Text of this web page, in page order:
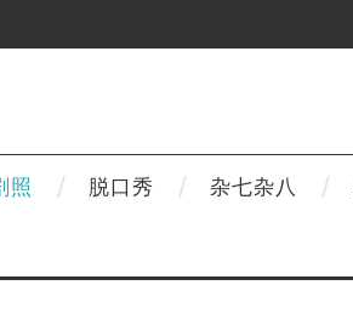
照 脱口秀 杂七杂八